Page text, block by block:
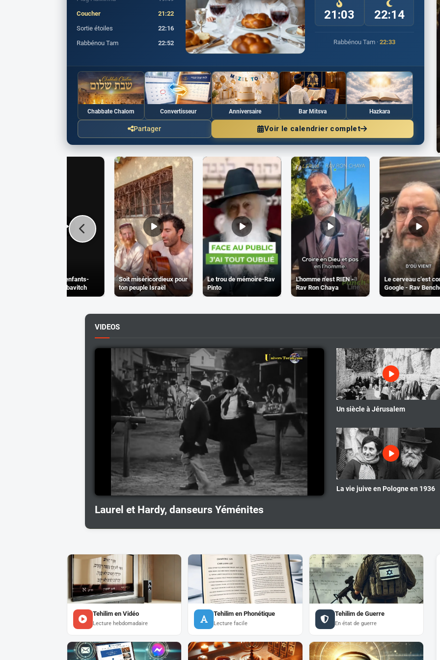
Coucher
21:22
Sortie étoiles
22:16
Rabbénou Tam
22:52
21:03 22:14
Rabbénou Tam ·22:33
Chabbate Chalom Convertisseur Anniversaire Bar Mitsva Hazkara
Partager Voir le calendrier complet
Eduquer les enfants-
Rabbi de Loubavitch
Soit miséricordieux pour
ton peuple Israël
Le trou de mémoire-Rav
Pinto
L'homme n'est RIEN -
Rav Ron Chaya
Le cerveau c'est
Google - Rav
VIDEOS
Laurel et Hardy, danseurs Yéménites
Un siècle à Jérusalem
La vie juive en Pologne en 1936
Tehilim en Vidéo
Lecture hebdomadaire
Tehilim en Phonétique
Lecture facile
Tehilim de Guerre
En état de guerre